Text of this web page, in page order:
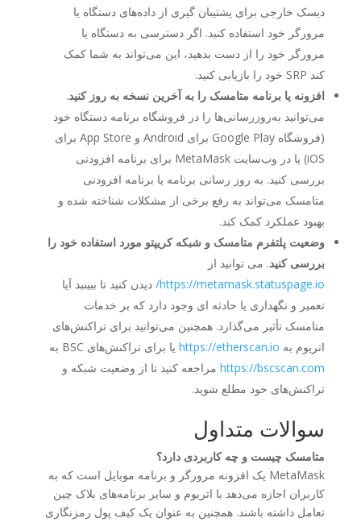
دیسک خارجی برای پشتیبان گیری از داده‌های دستگاه یا
مرورگر خود استفاده کنید. اگر دسترسی به دستگاه یا
مرورگر خود را از دست بدهید، این می‌تواند به شما کمک
کند SRP خود را بازیابی کنید.
افزونه یا برنامه متامسک را به آخرین نسخه به روز کنید.
می‌توانید به‌روزرسانی‌ها را در فروشگاه برنامه دستگاه خود
(فروشگاه Google Play برای Android و App Store برای
iOS) یا در وب‌سایت MetaMask برای برنامه افزودنی
بررسی کنید. به روز رسانی برنامه یا برنامه افزودنی
متامسک می‌تواند به رفع برخی از مشکلات شناخته شده و
بهبود عملکرد کمک کند.
وضعیت پلتفرم متامسک و شبکه کریپتو مورد استفاده خود را
بررسی کنید. می توانید از
https://metamask.statuspage.io/ دیدن کنید تا ببینید آیا
تعمیر و نگهداری یا حادثه ای وجود دارد که بر خدمات
متامسک تأثیر می‌گذارد. همچنین می‌توانید برای تراکنش‌های
اتریوم به https://etherscan.ioیا برای تراکنش‌های BSC به
https://bscscan.comمراجعه کنید تا از وضعیت شبکه و
تراکنش‌های خود مطلع شوید.
سوالات متداول
متامسک چیست و چه کاربردی دارد؟
MetaMask یک افزونه مرورگر و برنامه موبایل است که به
کاربران اجازه می‌دهد با اتریوم و سایر برنامه‌های بلاک چین
تعامل داشته باشند. همچنین به عنوان یک کیف پول رمزنگاری